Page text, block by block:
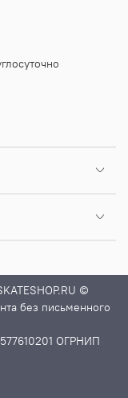
©
без письменного
ОГРНИП